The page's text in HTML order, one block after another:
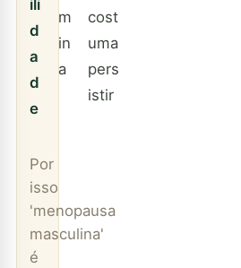
ili
d
a
d
e
m
in
a
cost
uma
pers
istir
Por
isso
'menopausa
masculina'
é